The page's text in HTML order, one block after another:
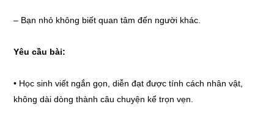
– Bạn nhỏ không biết quan tâm đến người khác.
Yêu cầu bài:
• Học sinh viết ngắn gọn, diễn đạt được tính cách nhân vật,
không dài dòng thành câu chuyện kể trọn vẹn.